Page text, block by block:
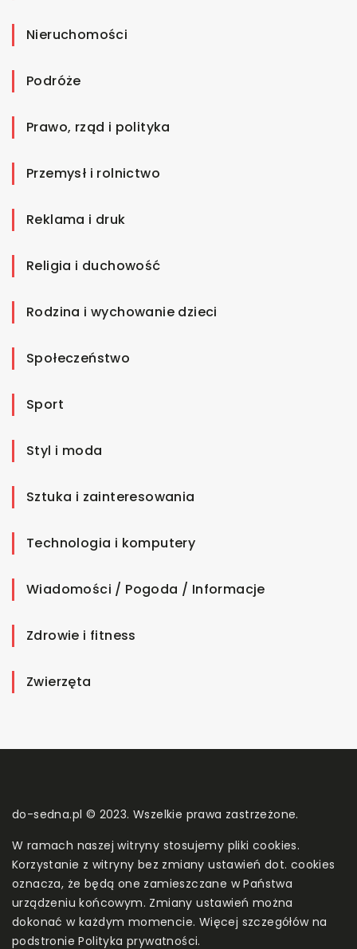
Nieruchomości
Podróże
Prawo, rząd i polityka
Przemysł i rolnictwo
Reklama i druk
Religia i duchowość
Rodzina i wychowanie dzieci
Społeczeństwo
Sport
Styl i moda
Sztuka i zainteresowania
Technologia i komputery
Wiadomości / Pogoda / Informacje
Zdrowie i fitness
Zwierzęta
do-sedna.pl © 2023. Wszelkie prawa zastrzeżone.
W ramach naszej witryny stosujemy pliki cookies.
Korzystanie z witryny bez zmiany ustawień dot. cookies
oznacza, że będą one zamieszczane w Państwa
urządzeniu końcowym. Zmiany ustawień można
dokonać w każdym momencie. Więcej szczegółów na
podstroniePolityka prywatności.